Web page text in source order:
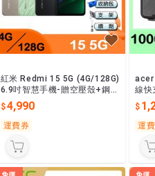
紅米 Redmi 15 5G (4G/128G)
6.9吋智慧手機-贈空壓殼+鋼化
保貼+掛繩+韓版包+支架+噴
劑4,990
運費券
acer
線快
劑
運